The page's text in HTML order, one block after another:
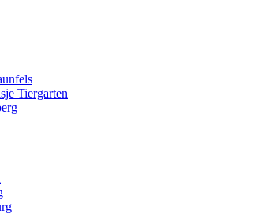
Tiergarten